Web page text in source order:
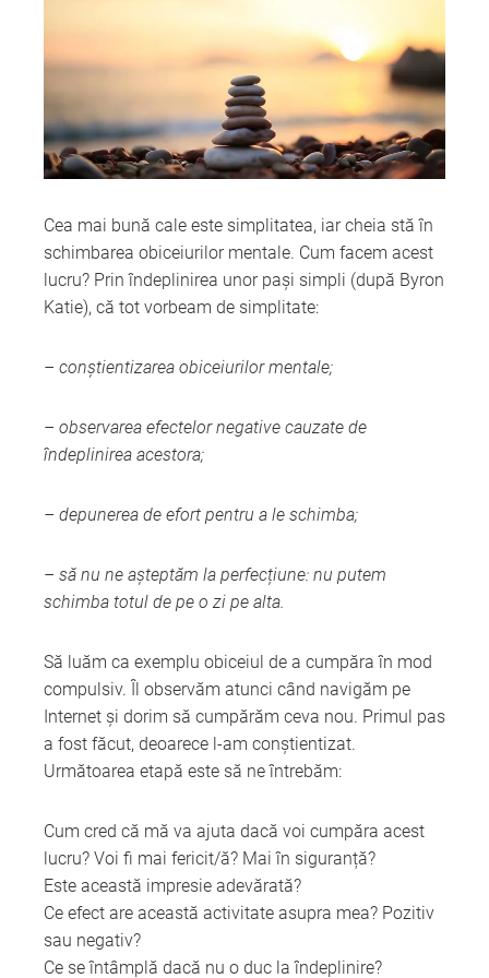
Cea mai bună cale este simplitatea, iar cheia stă în
schimbarea obiceiurilor mentale. Cum facem acest
lucru? Prin îndeplinirea unor pași simpli (după Byron
Katie), că tot vorbeam de simplitate:
– conștientizarea obiceiurilor mentale;
– observarea efectelor negative cauzate de
îndeplinirea acestora;
– depunerea de efort pentru a le schimba;
– să nu ne așteptăm la perfecțiune: nu putem
schimba totul de pe o zi pe alta.
Să luăm ca exemplu obiceiul de a cumpăra în mod
compulsiv. Îl observăm atunci când navigăm pe
Internet și dorim să cumpărăm ceva nou. Primul pas
a fost făcut, deoarece l-am conștientizat.
Următoarea etapă este să ne întrebăm:
Cum cred că mă va ajuta dacă voi cumpăra acest
lucru? Voi fi mai fericit/ă? Mai în siguranță?
Este această impresie adevărată?
Ce efect are această activitate asupra mea? Pozitiv
sau negativ?
Ce se întâmplă dacă nu o duc la îndeplinire?